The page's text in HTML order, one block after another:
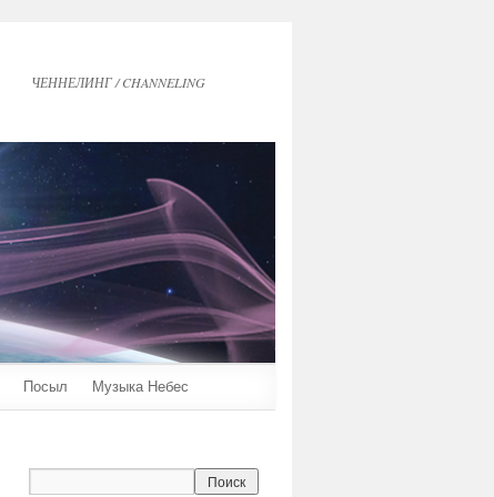
ЧЕННЕЛИНГ / CHANNELING
Посыл Музыка Небес